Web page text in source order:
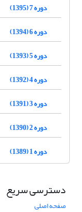
دوره 7 (1395)
دوره 6 (1394)
دوره 5 (1393)
دوره 4 (1392)
دوره 3 (1391)
دوره 2 (1390)
دوره 1 (1389)
دسترسی سریع
صفحه اصلی